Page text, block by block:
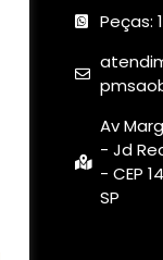
Peças:
Av
- Jd
- CEP
SP